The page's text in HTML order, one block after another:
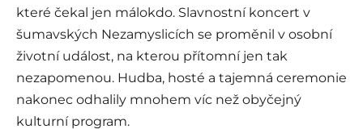
které čekal jen málokdo. Slavnostní koncert v
šumavských Nezamyslicích se proměnil v osobní
životní událost, na kterou přítomní jen tak
nezapomenou. Hudba, hosté a tajemná ceremonie
nakonec odhalily mnohem víc než obyčejný
kulturní program.